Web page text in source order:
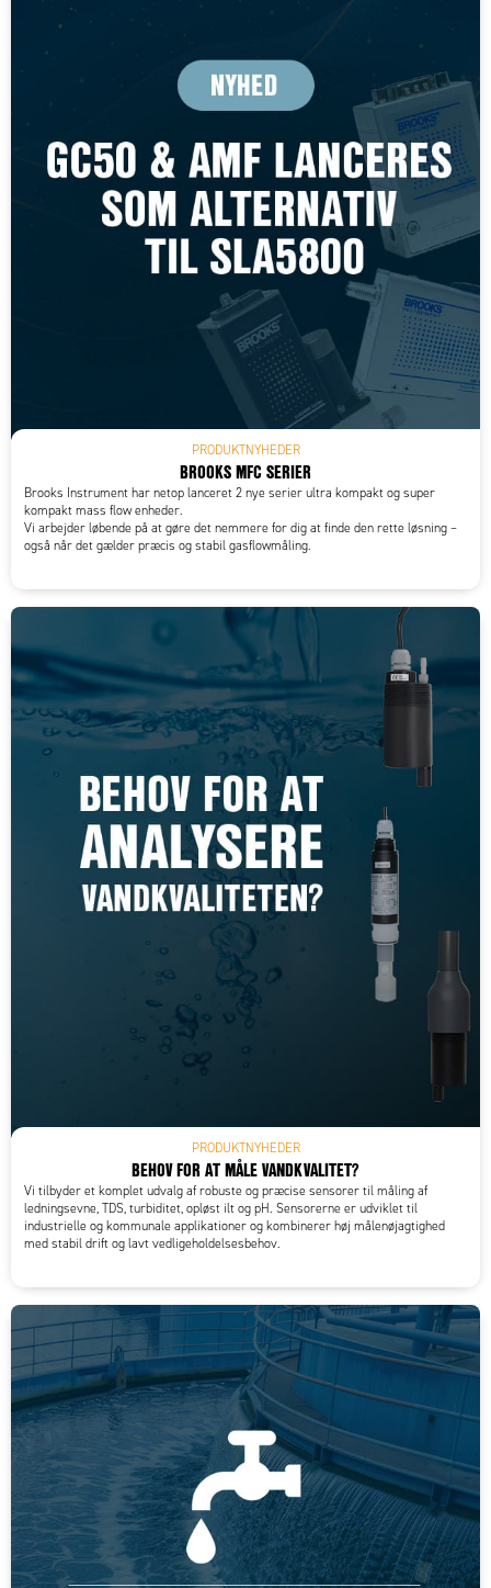
PRODUKTNYHEDER
BROOKS MFC SERIER
Brooks Instrument har netop lanceret 2 nye serier ultra kompakt og super
kompakt mass flow enheder.
Vi arbejder løbende på at gøre det nemmere for dig at finde den rette løsning –
også når det gælder præcis og stabil gasflowmåling.
PRODUKTNYHEDER
BEHOV FOR AT MÅLE VANDKVALITET?
Vi tilbyder et komplet udvalg af robuste og præcise sensorer til måling af
ledningsevne, TDS, turbiditet, opløst ilt og pH. Sensorerne er udviklet til
industrielle og kommunale applikationer og kombinerer høj målenøjagtighed
med stabil drift og lavt vedligeholdelsesbehov.